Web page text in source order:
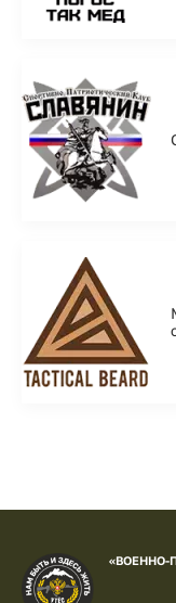
«ВОЕННО-